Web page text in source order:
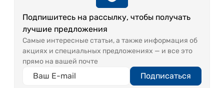
Подпишитесь на рассылку, чтобы получать
лучшие предложения
Самые интересные статьи, а также информация об
акциях и специальных предложениях — и все это
прямо на вашей почте
Подписаться